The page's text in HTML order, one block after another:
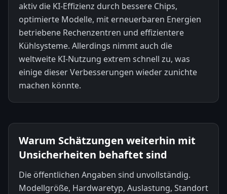
aktiv die KI-Effizienz durch bessere Chips,
optimierte Modelle, mit erneuerbaren Energien
betriebene Rechenzentren und effizientere
Kühlsysteme. Allerdings nimmt auch die
weltweite KI-Nutzung extrem schnell zu, was
einige dieser Verbesserungen wieder zunichte
machen könnte.
Warum Schätzungen weiterhin mit
Unsicherheiten behaftet sind
Die öffentlichen Angaben sind unvollständig.
Modellgröße, Hardwaretyp, Auslastung, Standort